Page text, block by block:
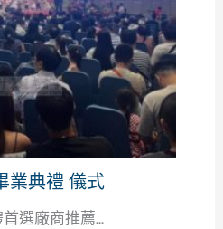
業典禮 儀式
選廠商推薦...